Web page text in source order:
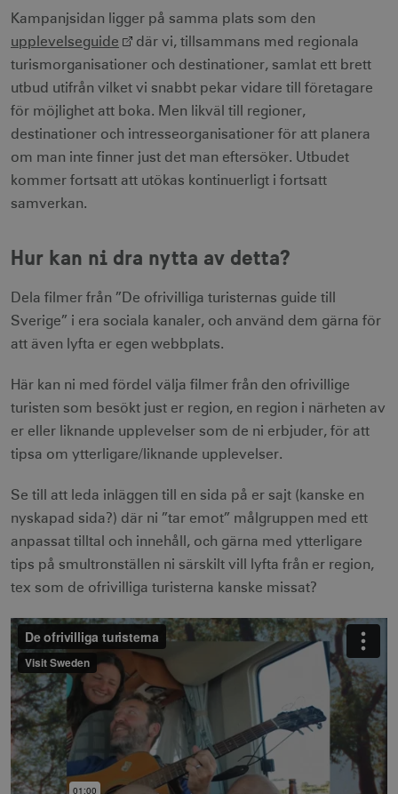
Kampanjsidan ligger på samma plats som den
upplevelseguide
där vi, tillsammans med regionala
turismorganisationer och destinationer, samlat ett brett
utbud utifrån vilket vi snabbt pekar vidare till företagare
för möjlighet att boka. Men likväl till regioner,
destinationer och intresseorganisationer för att planera
om man inte finner just det man eftersöker. Utbudet
kommer fortsatt att utökas kontinuerligt i fortsatt
samverkan.
Hur kan ni dra nytta av detta?
Dela filmer från ”De ofrivilliga turisternas guide till
Sverige” i era sociala kanaler, och använd dem gärna för
att även lyfta er egen webbplats.
Här kan ni med fördel välja filmer från den ofrivillige
turisten som besökt just er region, en region i närheten av
er eller liknande upplevelser som de ni erbjuder, för att
tipsa om ytterligare/liknande upplevelser.
Se till att leda inläggen till en sida på er sajt (kanske en
nyskapad sida?) där ni ”tar emot” målgruppen med ett
anpassat tilltal och innehåll, och gärna med ytterligare
tips på smultronställen ni särskilt vill lyfta från er region,
tex som de ofrivilliga turisterna kanske missat?